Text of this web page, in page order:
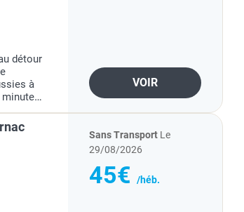
détour
à
minutes
VOIR
Sans Transport Le
29/08/2026
45€ /héb.